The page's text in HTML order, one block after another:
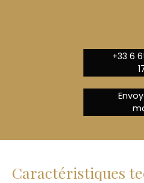
+33 6
Caractéristiques